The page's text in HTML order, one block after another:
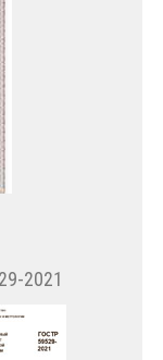
2021